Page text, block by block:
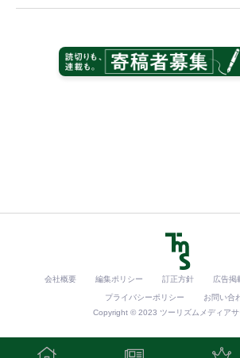
会社概要 編集ポリシー 訂正方針 広告掲
プライバシーポリシー
お問い合
Copyright © 2023 ツーリズムメディアサ